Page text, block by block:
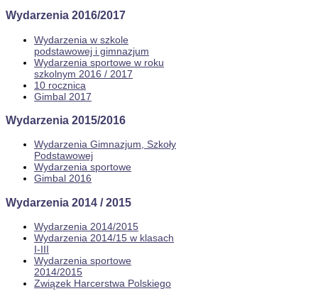
Wydarzenia 2016/2017
Wydarzenia w szkole
podstawowej i gimnazjum
Wydarzenia sportowe w roku
szkolnym 2016 / 2017
10 rocznica
Gimbal 2017
Wydarzenia 2015/2016
Wydarzenia Gimnazjum, Szkoły
Podstawowej
Wydarzenia sportowe
Gimbal 2016
Wydarzenia 2014 / 2015
Wydarzenia 2014/2015
Wydarzenia 2014/15 w klasach
I-III
Wydarzenia sportowe
2014/2015
Związek Harcerstwa Polskiego